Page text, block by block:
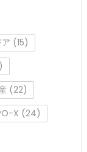
(15)
(22)
X (24)